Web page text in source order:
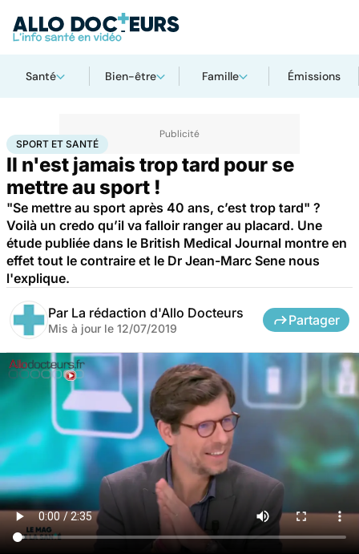
Santé Bien-être Famille Émissions
AccueilBien-êtreSport santé Sport et santé
SPORT ET SANTÉ
Il n'est jamais trop tard pour se
mettre au sport !
"Se mettre au sport après 40 ans, c’est trop tard" ?
Voilà un credo qu’il va falloir ranger au placard. Une
étude publiée dans le British Medical Journal montre en
effet tout le contraire et le Dr Jean-Marc Sene nous
l'explique.
Par La rédaction d'Allo Docteurs
Mis à jour le 12/07/2019
Partager